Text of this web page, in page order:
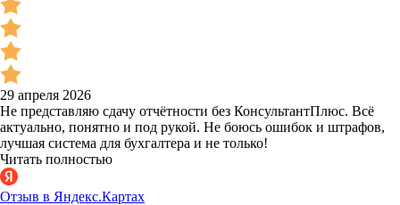
29 апреля 2026
Не представляю сдачу отчётности без КонсультантПлюс. Всё
актуально, понятно и под рукой. Не боюсь ошибок и штрафов,
лучшая система для бухгалтера и не только!
Читать полностью
Отзыв в Яндекс.Картах